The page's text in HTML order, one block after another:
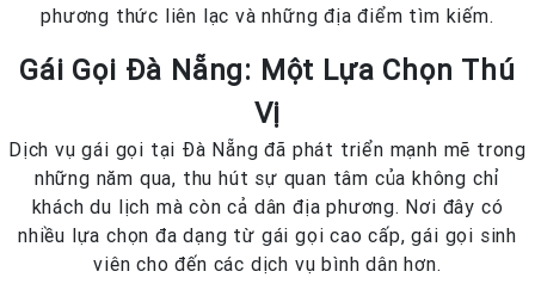
phương thức liên lạc và những địa điểm tìm kiếm.
Gái Gọi Đà Nẵng: Một Lựa Chọn Thú
Vị
Dịch vụ gái gọi tại Đà Nẵng đã phát triển mạnh mẽ trong
những năm qua, thu hút sự quan tâm của không chỉ
khách du lịch mà còn cả dân địa phương. Nơi đây có
nhiều lựa chọn đa dạng từ gái gọi cao cấp, gái gọi sinh
viên cho đến các dịch vụ bình dân hơn.